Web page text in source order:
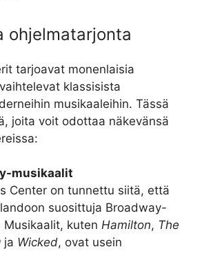
ohjelmatarjonta
tarjoavat monenlaisia
klassisista
musikaaleihin. Tässä
joita voit odottaa näkevänsä
musikaalit
Center on tunnettu siitä, että
suosittuja Broadway-
Musikaalit, kuten Hamilton, The
ja Wicked, ovat usein